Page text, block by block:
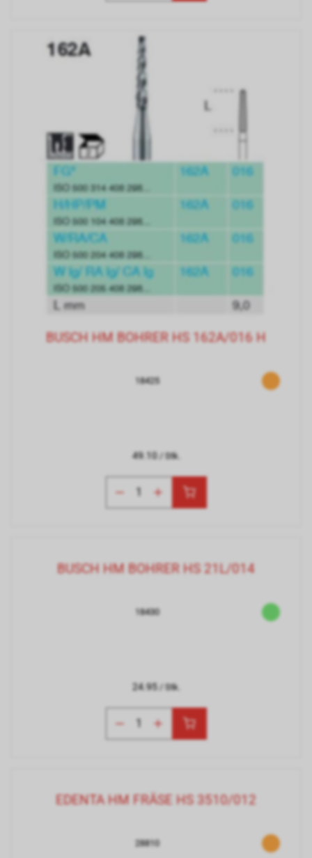
BUSCH HM BOHRER HS 162A/016 H
18425
49.10/ Stk.
BUSCH HM BOHRER HS 21L/014
18430
24.95/ Stk.
EDENTA HM FRÄSE HS 3510/012
28810